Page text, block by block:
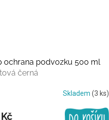
ochrana podvozku 500 ml
černá
Skladem (3 ks)